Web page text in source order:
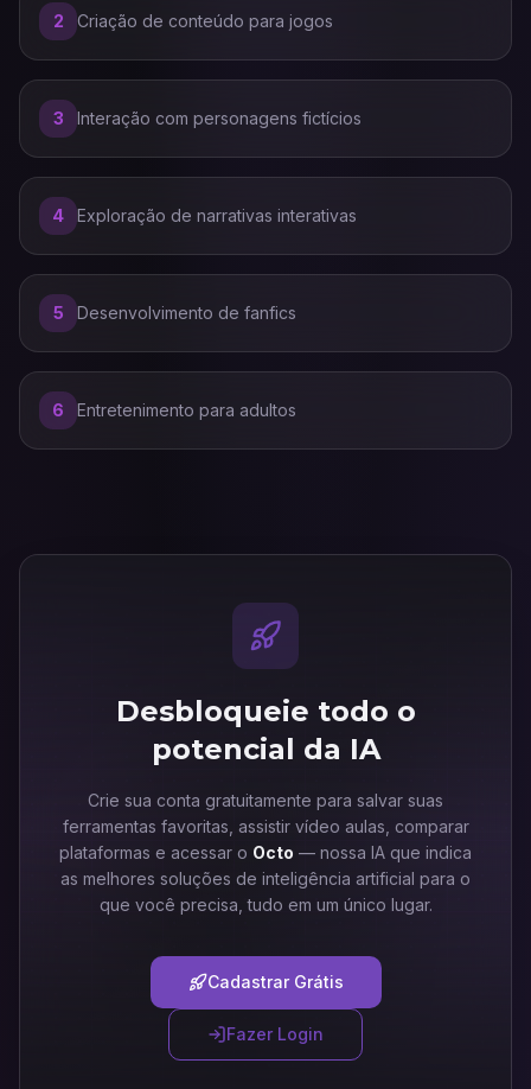
2 Criação de conteúdo para jogos
3 Interação com personagens fictícios
4 Exploração de narrativas interativas
5 Desenvolvimento de fanfics
6 Entretenimento para adultos
Desbloqueie todo o
potencial da IA
Crie sua conta gratuitamente para salvar suas
ferramentas favoritas, assistir vídeo aulas, comparar
plataformas e acessar o Octo — nossa IA que indica
as melhores soluções de inteligência artificial para o
que você precisa, tudo em um único lugar.
Cadastrar Grátis
Fazer Login